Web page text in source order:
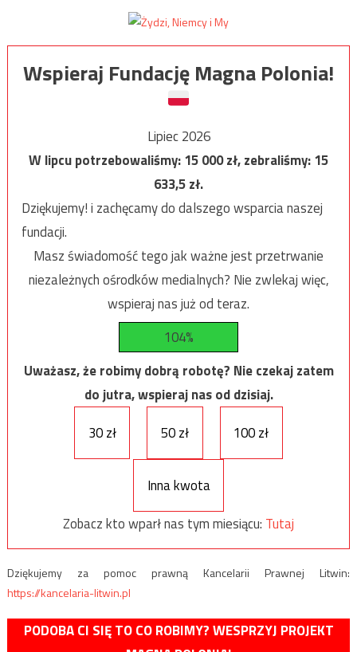
Wspieraj Fundację Magna Polonia!
Lipiec 2026
W lipcu potrzebowaliśmy:15 000zł, zebraliśmy:15
633,5zł.
Dziękujemy! i zachęcamy do dalszego wsparcia naszej
fundacji.
Masz świadomość tego jak ważne jest przetrwanie
niezależnych ośrodków medialnych? Nie zwlekaj więc,
wspieraj nas już od teraz.
104%
Uważasz, że robimy dobrą robotę? Nie czekaj zatem
do jutra, wspieraj nas od dzisiaj.
30 zł
50 zł 100 zł
Inna kwota
Zobacz kto wparł nas tym miesiącu: Tutaj
Dziękujemy za pomoc prawną Kancelarii Prawnej Litwin:
https://kancelaria-litwin.pl
PODOBA CI SIĘ TO CO ROBIMY? WESPRZYJ PROJEKT